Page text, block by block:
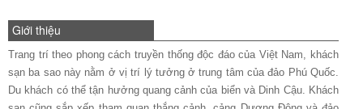
Giới thiệu
Trang trí theo phong cách truyền thống độc đáo của Việt Nam, khách
sạn ba sao này nằm ở vị trí lý tưởng ở trung tâm của đảo Phú Quốc.
Du khách có thể tận hưởng quang cảnh của biển và Dinh Cậu. Khách